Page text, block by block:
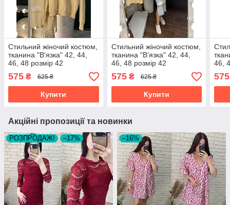
Стильний жіночий костюм,
тканина "В'язка" 42, 44,
46, 48 розмір 42
575 ₴ 625 ₴
Купити
Стильний жіночий костюм,
тканина "В'язка" 42, 44,
46, 48 розмір 42
575₴ 625 ₴
Купити
46,
575
Акційні пропозиції та новинки
РОЗПРОДАЖ! –17% –16%